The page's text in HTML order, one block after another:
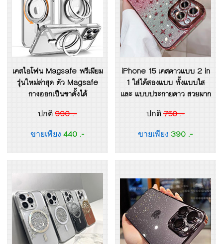
เคสไอโฟน Magsafe พรีเมียม
รุ่นใหม่ล่าสุด ตัว Magsafe
กางออกเป็นขาตั้งได้
ปกติ 990 .-
ขายเพียง 440 .-
iPhone 15 เคสดาวแบบ 2 in
1 ใส่ได้สองแบบ ทั้งแบบใส
และ แบบประกายดาว สวยมาก
ปกติ 750 .-
ขายเพียง 390 .-